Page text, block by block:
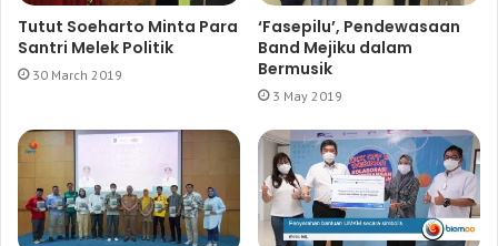
Tutut Soeharto Minta Para
Santri Melek Politik
30 March 2019
‘Fasepilu’, Pendewasaan
Band Mejiku dalam
Bermusik
3 May 2019